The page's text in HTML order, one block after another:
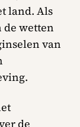
land. Als
de wetten
van
de